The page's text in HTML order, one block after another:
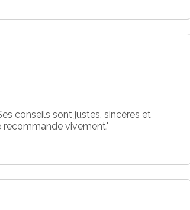
conseils sont justes, sincères et
vivement."